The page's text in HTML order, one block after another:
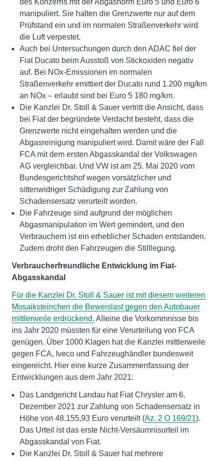
manipuliert. Sie halten die Grenzwerte nur auf dem
Prüfstand ein und im normalen Straßenverkehr wird
die Luft verpestet.
Auch bei Untersuchungen durch den ADAC fiel der
Fiat Ducato beim Ausstoß von Stickoxiden negativ
auf. Bei NOx-Emissionen im normalen
Straßenverkehr emittiert der Ducato rund 1.200 mg/km
an NOx – erlaubt sind bei Euro 5 180 mg/km.
Die Kanzlei Dr. Stoll & Sauer vertritt die Ansicht, dass
bei Fiat der begründete Verdacht besteht, dass die
Grenzwerte nicht eingehalten werden und die
Abgasreinigung manipuliert wird. Damit wäre der Fall
FCA mit dem ersten Abgasskandal der Volkswagen
AG vergleichbar. Und VW ist am 25. Mai 2020 vom
Bundesgerichtshof wegen vorsätzlicher und
sittenwidriger Schädigung zur Zahlung von
Schadensersatz verurteilt worden.
Die Fahrzeuge sind aufgrund der möglichen
Abgasmanipulation im Wert gemindert, und den
Verbrauchern ist ein erheblicher Schaden entstanden.
Zudem droht den Fahrzeugen die Stilllegung.
Verbraucherfreundliche Entwicklung im Fiat-
Abgasskandal
Für die Kanzlei Dr. Stoll & Sauer ist mit diesem weiteren
Mosaiksteinchen die Beweislast gegen den Autobauer
mittlerweile erdrückend. Alleine die Vorkommnisse bis
ins Jahr 2020 müssten für eine Verurteilung von FCA
genügen. Über 1000 Klagen hat die Kanzlei mittlerweile
gegen FCA, Iveco und Fahrzeughändler bundesweit
eingereicht. Hier eine kurze Zusammenfassung der
Entwicklungen aus dem Jahr 2021:
Das Landgericht Landau hat Fiat Chrysler am 6.
Dezember 2021 zur Zahlung von Schadensersatz in
Höhe von 48.155,93 Euro verurteilt (Az. 2 O 169/21).
Das Urteil ist das erste Nicht-Versäumnisurteil im
Abgasskandal von Fiat.
Die Kanzlei Dr. Stoll & Sauer hat mehrere